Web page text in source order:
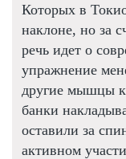
Которых в
наклоне, но за
речь идет о
упражнение
другие мышцы
банки
оставили за
активном